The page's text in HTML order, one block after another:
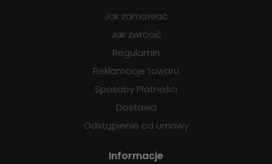
Jak zamawiać
Jak zwrócić
Regulamin
Reklamacje towaru
Sposoby Płatności
Dostawa
Odstąpienie od umowy
Informacje